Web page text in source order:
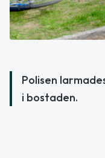
Polisen
i bostaden.